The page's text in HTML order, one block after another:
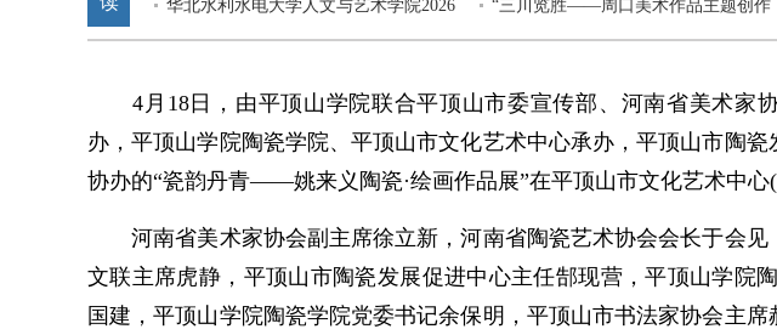
作品欣赏 ——写生嵩山”速写作品欣赏
华北水利水电大学人文与艺术学院2026
届毕业设计作品展在郑州举办
“三川览胜——周口美术作品主题创作
展”在河南省文联美术馆举办
4月18日，由平顶山学院联合平顶山市委宣传部、河南省美术家
办，平顶山学院陶瓷学院、平顶山市文化艺术中心承办，平顶山市陶
协办的“瓷韵丹青——姚来义陶瓷·绘画作品展”在平顶山市文化艺术中心(
河南省美术家协会副主席徐立新，河南省陶瓷艺术协会会长于会见
文联主席虎静，平顶山市陶瓷发展促进中心主任郜现营，平顶山学院
国建，平顶山学院陶瓷学院党委书记余保明，平顶山市书法家协会主